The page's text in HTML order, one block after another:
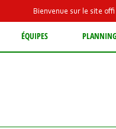
Bienvenue sur le site
ÉQUIPES